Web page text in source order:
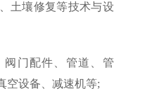
土壤修复等技术与设
阀门配件、管道、管
空设备、减速机等;